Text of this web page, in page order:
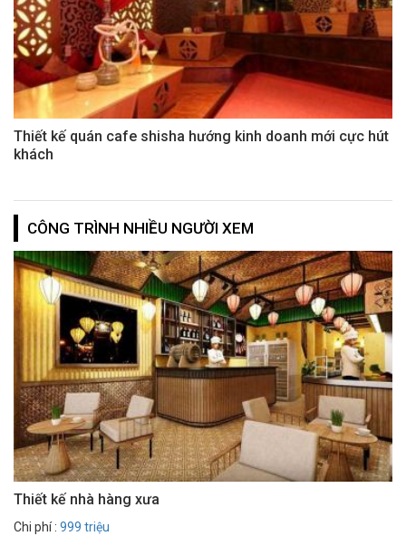
Thiết kế quán cafe shisha hướng kinh doanh mới cực hút
khách
CÔNG TRÌNH NHIỀU NGƯỜI XEM
Thiết kế nhà hàng xưa
Chi phí : 999 triệu